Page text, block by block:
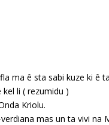
ma ê sta sabi kuze ki ê
kel li ( rezumidu )
Kriolu.
mas un ta vivi na